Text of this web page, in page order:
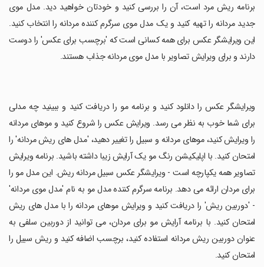
برنامه ریش مرد است، آن را بررسی کنید و خودتان خواهید دید. مدل موی
جدید مردانه را تهیه کنید و یک مدل موی سرگرم کننده مردانه را انتخاب کنید.
این ویرایشگر عکس برای همه کسانی است که 'برچسب برای عکس' را دوست
دارند و برای ویرایش تصاویر با مدل موی مردانه جذاب هستند.
‏ویرایشگر عکس را دانلود کنید و برنامه مو را دریافت کنید و ببینید چه مدلی
برای شما خوب به نظر می رسد. ویرایش عکس را شروع کنید و موهای مردانه
را ویرایش کنید، موهای مردانه و سبیل را تغییر دهید، 'مدل های ریش مردانه' را
امتحان کنید. با اپلیکیشن رنگ مو یک آرایش زیبا داشته باشید. برنامه ویرایش
تصاویر همه یکپارچه است - ویرایشگر عکس سبیل مردانه ریش. این مدل مو را
برای مردان ارائه می دهد. برنامه سرگرم کننده مدل مو به نام 'مدل موی مردانه'
- 'دوربین ریش' را دریافت کنید و ویرایش موهای مردانه را با مدل های ریش
امتحان کنید. با برنامه آرایش مو برای مردان، می توانید از دوربین سلفی به
عنوان دوربین ریش مردانه استفاده کنید، برچسب اضافه کنید و ریش سبیل را
امتحان کنید.